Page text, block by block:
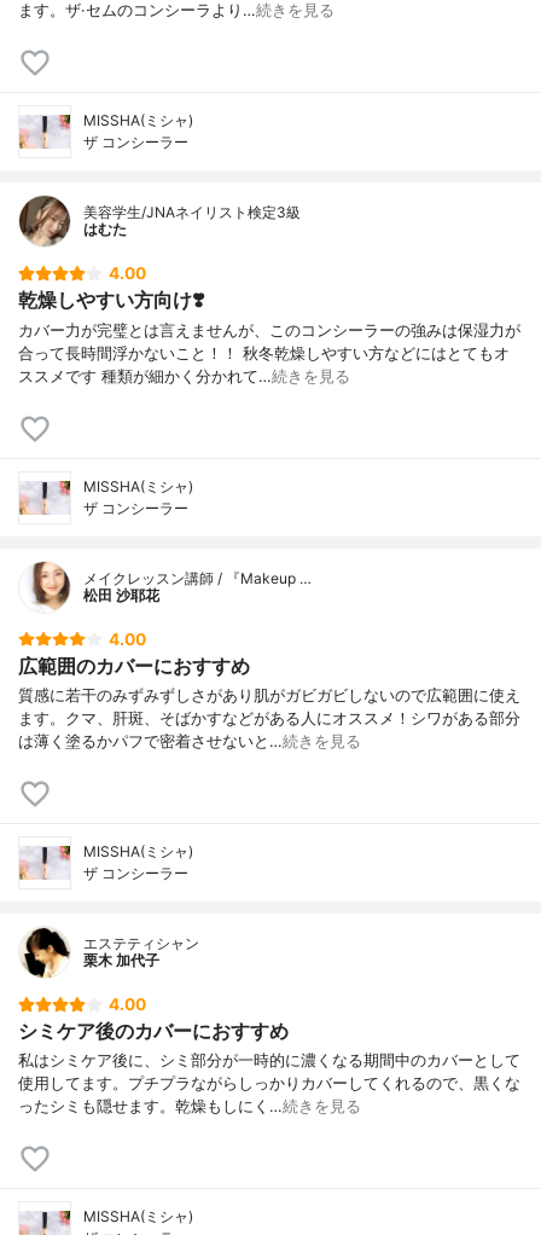
ます。ザ·セムのコンシーラより…続きを見る
MISSHA(ミシャ)
ザ コンシーラー
美容学生/JNAネイリスト検定3級
はむた
4.00
乾燥しやすい方向け❣️
カバー力が完璧とは言えませんが、このコンシーラーの強みは保湿力が
合って長時間浮かないこと！！ 秋冬乾燥しやすい方などにはとてもオ
ススメです 種類が細かく分かれて…続きを見る
MISSHA(ミシャ)
ザ コンシーラー
メイクレッスン講師 / 『Makeup …
松田 沙耶花
4.00
広範囲のカバーにおすすめ
質感に若干のみずみずしさがあり肌がガビガビしないので広範囲に使え
ます。クマ、肝斑、そばかすなどがある人にオススメ！シワがある部分
は薄く塗るかパフで密着させないと…続きを見る
MISSHA(ミシャ)
ザ コンシーラー
エステティシャン
栗木 加代子
4.00
シミケア後のカバーにおすすめ
私はシミケア後に、シミ部分が一時的に濃くなる期間中のカバーとして
使用してます。プチプラながらしっかりカバーしてくれるので、黒くな
ったシミも隠せます。乾燥もしにく…続きを見る
MISSHA(ミシャ)